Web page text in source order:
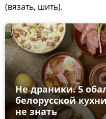
(вязать, шить).
Не драники. 5
белорусской
не знать